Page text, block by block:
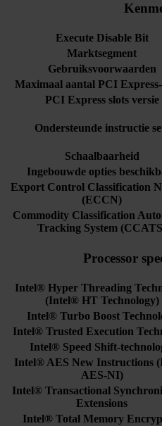
Execute Disable Bit
Marktsegment
Gebruiksvoorwaarden
Maximaal aantal PCI
PCI Express slots versie
Ondersteunde instructie
Schaalbaarheid
Ingebouwde opties
Export Control Classification
(ECCN)
Commodity Classification
Tracking System
Processor
Intel® Hyper Threading
(Intel® HT Technology)
Intel® Turbo Boost
Intel® Trusted Execution
Intel® Speed Shift-
Intel® AES New Instructions
AES-NI)
Intel® Transactional
Extensions
Intel® Total Memory